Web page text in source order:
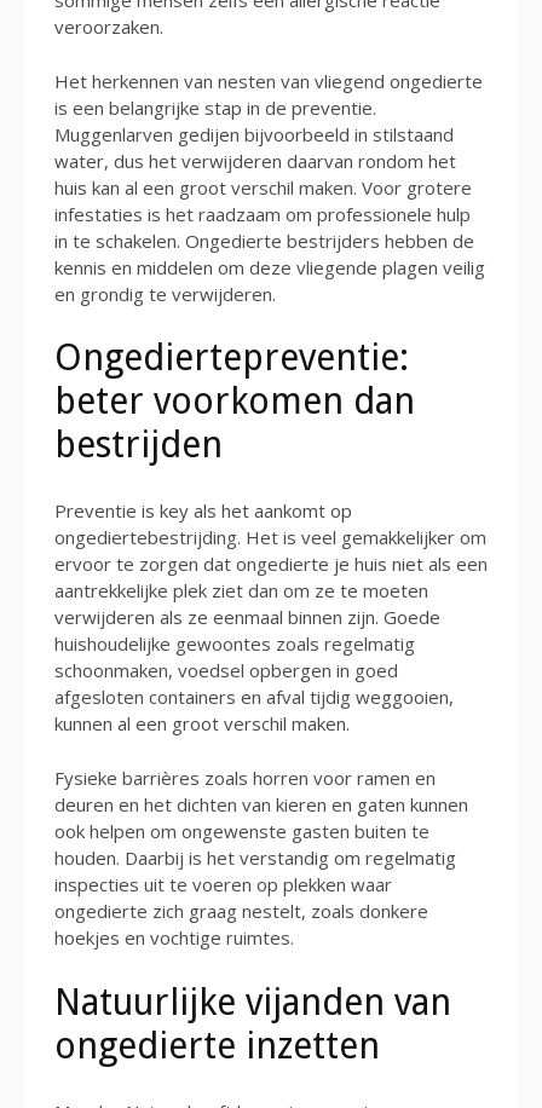
veroorzaken.
Het herkennen van nesten van vliegend ongedierte
is een belangrijke stap in de preventie.
Muggenlarven gedijen bijvoorbeeld in stilstaand
water, dus het verwijderen daarvan rondom het
huis kan al een groot verschil maken. Voor grotere
infestaties is het raadzaam om professionele hulp
in te schakelen. Ongedierte bestrijders hebben de
kennis en middelen om deze vliegende plagen veilig
en grondig te verwijderen.
Ongediertepreventie:
beter voorkomen dan
bestrijden
Preventie is key als het aankomt op
ongediertebestrijding. Het is veel gemakkelijker om
ervoor te zorgen dat ongedierte je huis niet als een
aantrekkelijke plek ziet dan om ze te moeten
verwijderen als ze eenmaal binnen zijn. Goede
huishoudelijke gewoontes zoals regelmatig
schoonmaken, voedsel opbergen in goed
afgesloten containers en afval tijdig weggooien,
kunnen al een groot verschil maken.
Fysieke barrières zoals horren voor ramen en
deuren en het dichten van kieren en gaten kunnen
ook helpen om ongewenste gasten buiten te
houden. Daarbij is het verstandig om regelmatig
inspecties uit te voeren op plekken waar
ongedierte zich graag nestelt, zoals donkere
hoekjes en vochtige ruimtes.
Natuurlijke vijanden van
ongedierte inzetten